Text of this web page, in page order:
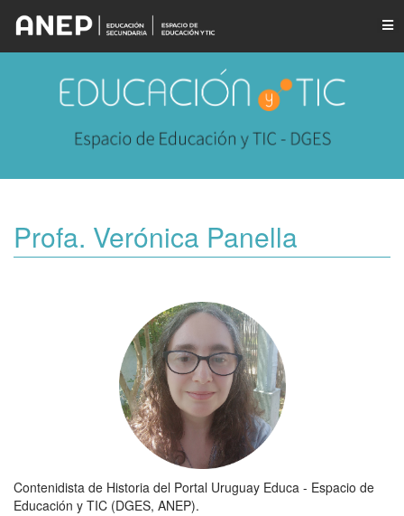
Profa. Verónica Panella
Contenidista de Historia del Portal Uruguay Educa - Espacio de
Educación y TIC (DGES, ANEP).